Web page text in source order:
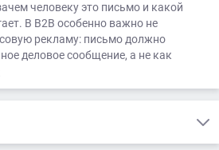
человеку это письмо и какой
В B2B особенно важно не
рекламу: письмо должно
деловое сообщение, а не как